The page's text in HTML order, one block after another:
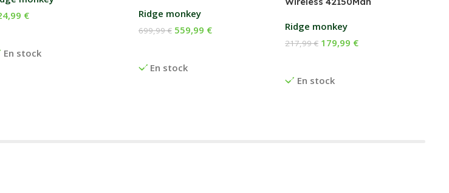
En stock
€ Ridge monkey
En stock
699,99€ 559,99 € Ridge monkey
En stock
217,99€ 179,99 €